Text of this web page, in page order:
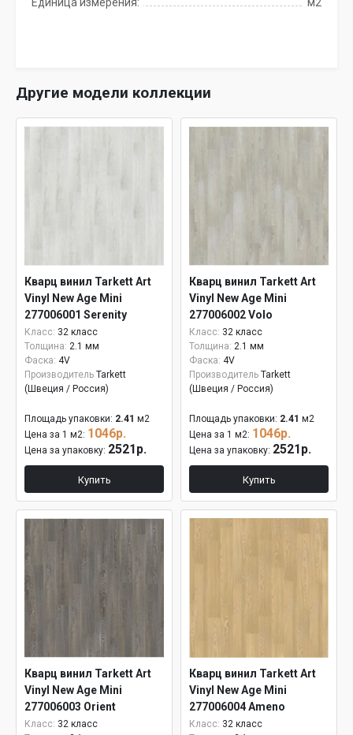
Другие модели коллекции
Кварц винил Tarkett Art
Vinyl New Age Mini
277006001 Serenity
Класс: 32 класс
Толщина: 2.1 мм
Фаска: 4V
Производитель Tarkett
(Швеция / Россия)
Площадь упаковки: 2.41 м2
Цена за 1 м2: 1046р.
Цена за упаковку: 2521р.
Купить
Кварц винил Tarkett Art
Vinyl New Age Mini
277006002 Volo
Класс: 32 класс
Толщина: 2.1 мм
Фаска: 4V
Производитель Tarkett
(Швеция / Россия)
Площадь упаковки: 2.41 м2
Цена за 1 м2: 1046р.
Цена за упаковку: 2521р.
Купить
Кварц винил Tarkett Art
Vinyl New Age Mini
277006003 Orient
Класс: 32 класс
Кварц винил Tarkett Art
Vinyl New Age Mini
277006004 Ameno
Класс: 32 класс